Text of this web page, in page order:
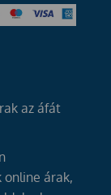
az áfát
árak,